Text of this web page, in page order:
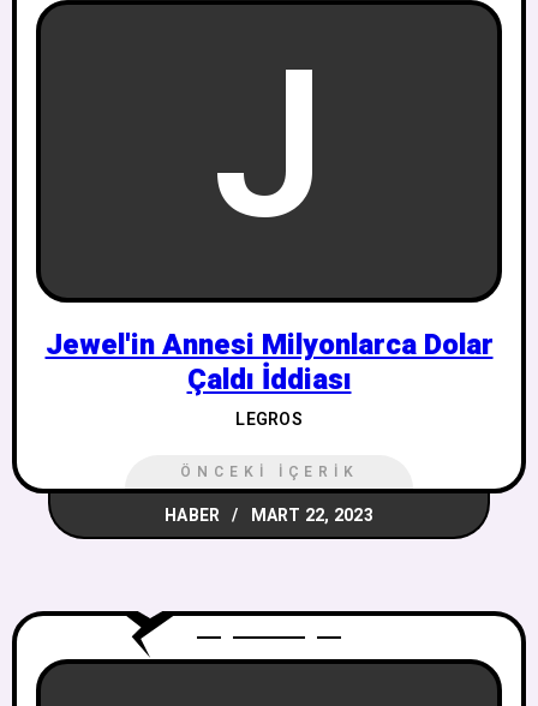
J
Jewel'in Annesi Milyonlarca Dolar
Çaldı İddiası
LEGROS
ÖNCEKI İÇERIK
HABER MART 22, 2023